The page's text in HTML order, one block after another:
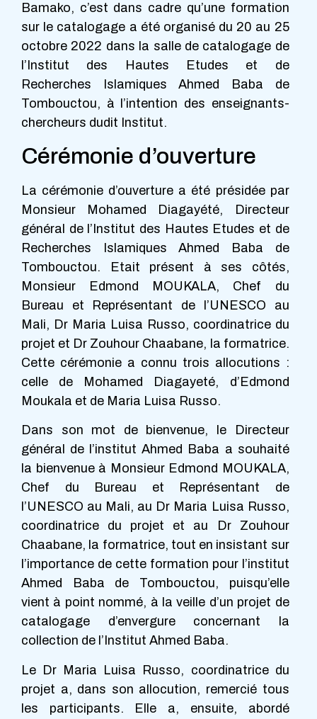
Bamako, c’est dans cadre qu’une formation
sur le catalogage a été organisé du 20 au 25
octobre 2022 dans la salle de catalogage de
l’Institut des Hautes Etudes et de
Recherches Islamiques Ahmed Baba de
Tombouctou, à l’intention des enseignants-
chercheurs dudit Institut.
Cérémonie d’ouverture
La cérémonie d’ouverture a été présidée par
Monsieur Mohamed Diagayété, Directeur
général de l’Institut des Hautes Etudes et de
Recherches Islamiques Ahmed Baba de
Tombouctou. Etait présent à ses côtés,
Monsieur Edmond MOUKALA, Chef du
Bureau et Représentant de l’UNESCO au
Mali, Dr Maria Luisa Russo, coordinatrice du
projet et Dr Zouhour Chaabane, la formatrice.
Cette cérémonie a connu trois allocutions :
celle de Mohamed Diagayeté, d’Edmond
Moukala et de Maria Luisa Russo.
Dans son mot de bienvenue, le Directeur
général de l’institut Ahmed Baba a souhaité
la bienvenue à Monsieur Edmond MOUKALA,
Chef du Bureau et Représentant de
l’UNESCO au Mali, au Dr Maria Luisa Russo,
coordinatrice du projet et au Dr Zouhour
Chaabane, la formatrice, tout en insistant sur
l’importance de cette formation pour l’institut
Ahmed Baba de Tombouctou, puisqu’elle
vient à point nommé, à la veille d’un projet de
catalogage d’envergure concernant la
collection de l’Institut Ahmed Baba.
Le Dr Maria Luisa Russo, coordinatrice du
projet a, dans son allocution, remercié tous
les participants. Elle a, ensuite, abordé